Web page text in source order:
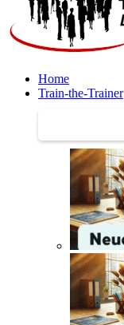
Home
Train-the-Trainer